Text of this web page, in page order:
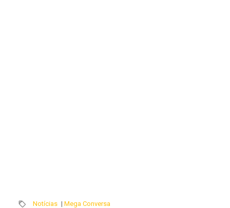
Notícias | Mega Conversa